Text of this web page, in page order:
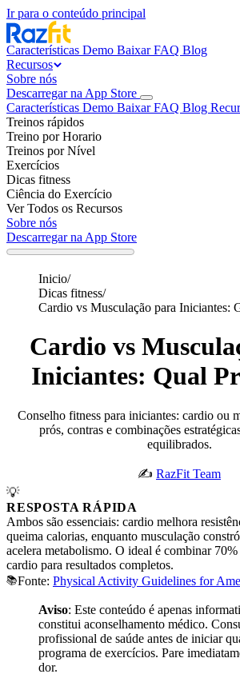
Ir para o conteúdo principal
Características Demo BaixarFAQ Blog
Recursos
Sobre nós
Descarregar na App Store
Características Demo BaixarFAQ Blog
Treinos rápidos
Treino por Horario
Treinos por Nível
Exercícios
Dicas fitness
Ciência do Exercício
Ver Todos os Recursos
Sobre nós
Descarregar na App Store
Inicio/
Dicas fitness/
Cardio vs Musculação para Iniciantes:
Cardio vs
Iniciantes: Qual
Conselho fitness para iniciantes: cardio ou
prós, contras e combinações
equilibrados.
✍️ RazFit Team
💡
RESPOSTA RÁPIDA
Ambos são essenciais: cardio melhora
queima calorias, enquanto musculação
acelera metabolismo. O ideal é combinar
cardio para resultados completos.
📚Fonte: Physical Activity Guidelines for
Aviso: Este conteúdo é apenas
constitui aconselhamento médico.
profissional de saúde antes de iniciar
programa de exercícios. Pare
dor.